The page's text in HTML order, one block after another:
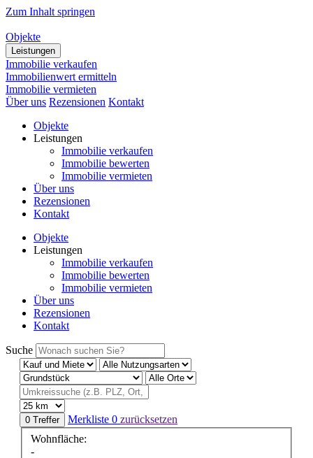
Zum Inhalt springen
Objekte
Leistungen
Immobilie verkaufen
Immobilienwert ermitteln
Immobilie vermieten
Über uns Rezensionen Kontakt
Objekte
Leistungen
Immobilie verkaufen
Immobilie bewerten
Immobilie vermieten
Über uns
Rezensionen
Kontakt
Objekte
Leistungen
Immobilie verkaufen
Immobilie bewerten
Immobilie vermieten
Über uns
Rezensionen
Kontakt
Suche
0 Treffer Merkliste 0 zurücksetzen
Wohnfläche:
-